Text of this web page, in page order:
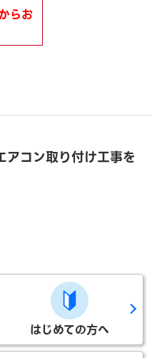
らお
アコン取り付け工事を
はじめての方へ